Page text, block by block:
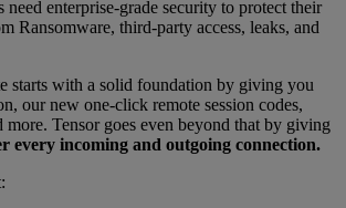
need enterprise-grade security to protect their
Ransomware, third-party access, leaks, and
starts with a solid foundation by giving you
our new one-click remote session codes,
more. Tensor goes even beyond that by giving
every incoming and outgoing connection.